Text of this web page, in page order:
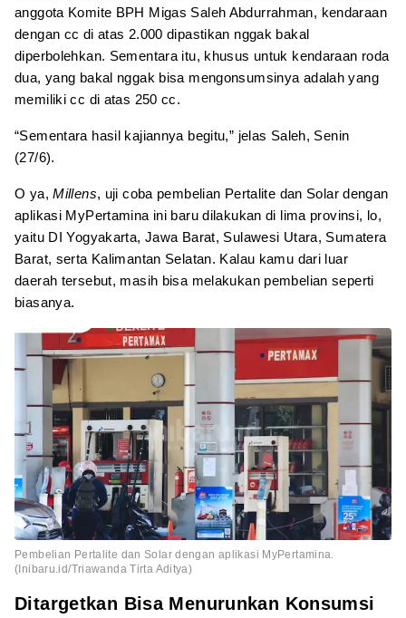
anggota Komite BPH Migas Saleh Abdurrahman, kendaraan
dengan cc di atas 2.000 dipastikan nggak bakal
diperbolehkan. Sementara itu, khusus untuk kendaraan roda
dua, yang bakal nggak bisa mengonsumsinya adalah yang
memiliki cc di atas 250 cc.
“Sementara hasil kajiannya begitu,” jelas Saleh, Senin
(27/6).
O ya,Millens, uji coba pembelian Pertalite dan Solar dengan
aplikasi MyPertamina ini baru dilakukan di lima provinsi, lo,
yaitu DI Yogyakarta, Jawa Barat, Sulawesi Utara, Sumatera
Barat, serta Kalimantan Selatan. Kalau kamu dari luar
daerah tersebut, masih bisa melakukan pembelian seperti
biasanya.
Pembelian Pertalite dan Solar dengan aplikasi MyPertamina.
(Inibaru.id/Triawanda Tirta Aditya)
Ditargetkan Bisa Menurunkan Konsumsi